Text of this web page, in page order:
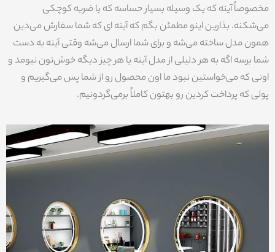
مخصوصاً آینه که یک وسیله بسیار حساسه که با ضربه کوچکی
می‌شکنه. بذارین اینو مطمئن بگم که آینه ای که شما سفارش می‌دین
همون مدل ساخته می‌شه و برای شما ارسال می‌شه وقتی آینه به دست
شما برسه اگه به هر دلیلی از مدل آینه یا هر چیز دیگه خوش‌تون نیومد و
اونی که می‌خواستین نبود ما اون محصول رو از شما پس می‌گیریم و
پولی که پرداخت کردین رو بهتون کاملاً برمی‌گردونیم.